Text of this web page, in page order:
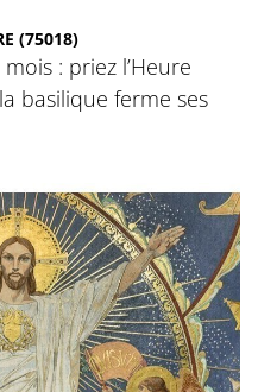
(75018)
: priez l’Heure
basilique ferme ses